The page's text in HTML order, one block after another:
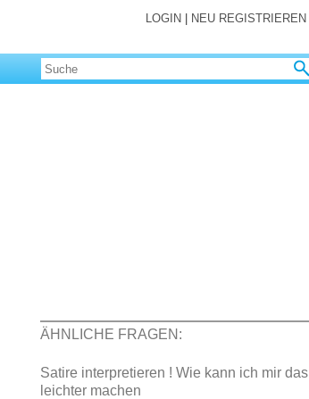
LOGIN NEU REGISTRIEREN
ÄHNLICHE FRAGEN:
Satire interpretieren ! Wie kann ich mir das
leichter machen